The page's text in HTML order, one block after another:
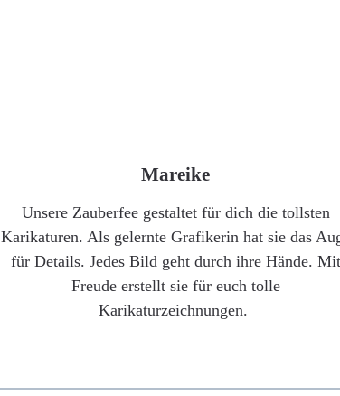
Mareike
Unsere Zauberfee gestaltet für dich die tollsten
Karikaturen. Als gelernte Grafikerin hat sie das
für Details. Jedes Bild geht durch ihre Hände. Mit
Freude erstellt sie für euch tolle
Karikaturzeichnungen.